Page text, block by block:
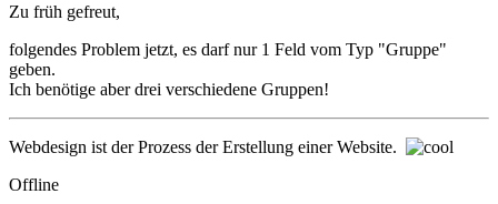
Zu früh gefreut,
folgendes Problem jetzt, es darf nur 1 Feld vom Typ "Gruppe"
geben.
Ich benötige aber drei verschiedene Gruppen!
Webdesign ist der Prozess der Erstellung einer Website.
Offline